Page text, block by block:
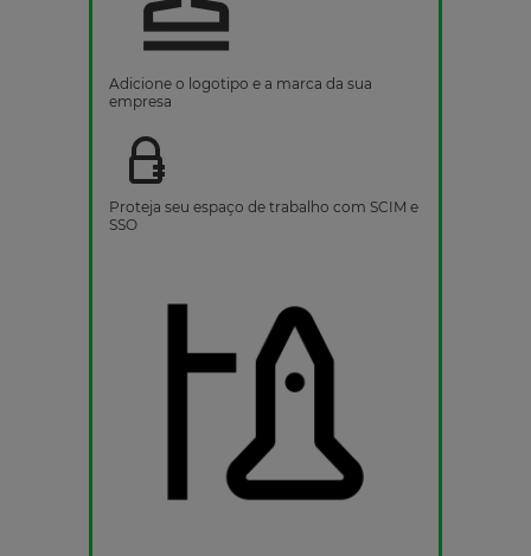
Adicione o logotipo e a marca da sua
empresa
Proteja seu espaço de trabalho com SCIM e
SSO